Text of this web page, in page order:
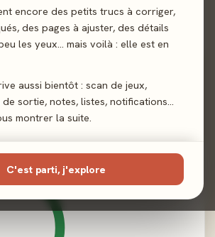
encore des petits trucs à corriger,
des pages à ajuster, des détails
les yeux… mais voilà : elle est en
aussi bientôt : scan de jeux,
sortie, notes, listes, notifications…
montrer la suite.
C'est parti, j'explore
Miguel Coimbra
Joodini Éditions